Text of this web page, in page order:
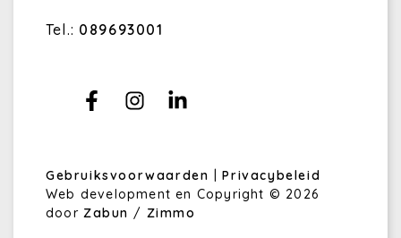
Tel.: 089693001
Gebruiksvoorwaarden |Privacybeleid
Web development en Copyright © 2026
door Zabun / Zimmo